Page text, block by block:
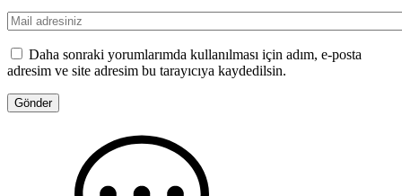
Daha sonraki yorumlarımda kullanılması için adım, e-posta
adresim ve site adresim bu tarayıcıya kaydedilsin.